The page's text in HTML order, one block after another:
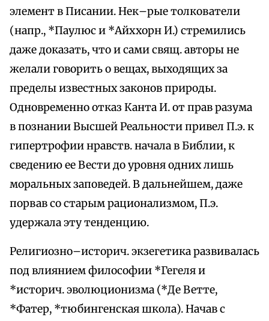
элемент в Писании. Нек–рые толкователи
(напр., *Паулюс и *Айххорн И.) стремились
даже доказать, что и сами свящ. авторы не
желали говорить о вещах, выходящих за
пределы известных законов природы.
Одновременно отказ Канта И. от прав разума
в познании Высшей Реальности привел П.э. к
гипертрофии нравств. начала в Библии, к
сведению ее Вести до уровня одних лишь
моральных заповедей. В дальнейшем, даже
порвав со старым рационализмом, П.э.
удержала эту тенденцию.
Религиозно–историч. экзегетика развивалась
под влиянием философии *Гегеля и
*историч. эволюционизма (*Де Ветте,
*Фатер, *тюбингенская школа). Начав с